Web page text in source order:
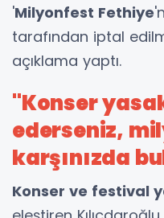
'Milyonfest Fethiye
tarafından iptal
açıklama yaptı.
"Konser
ederseniz,
karşınızda
Konser ve festival